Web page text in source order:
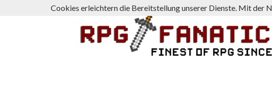
Cookies erleichtern die Bereitstellung unserer Dienste. Mit der